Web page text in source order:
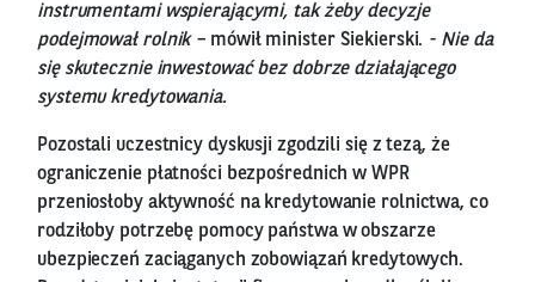
instrumentami wspierającymi, tak żeby decyzje
podejmował rolnik – mówił minister Siekierski. - Nie da
się skutecznie inwestować bez dobrze działającego
systemu kredytowania.
Pozostali uczestnicy dyskusji zgodzili się z tezą, że
ograniczenie płatności bezpośrednich w WPR
przeniosłoby aktywność na kredytowanie rolnictwa, co
rodziłoby potrzebę pomocy państwa w obszarze
ubezpieczeń zaciąganych zobowiązań kredytowych.